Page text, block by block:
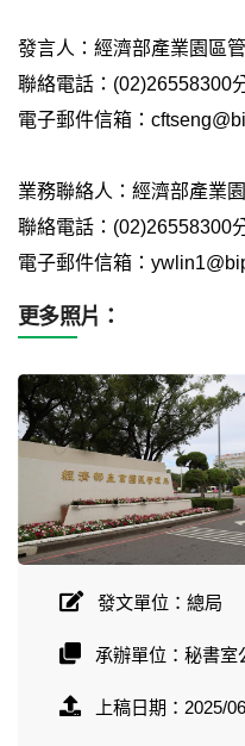
發言人：經濟部產業園區
聯絡電話：(02)26558300
電子郵件信箱：
業務聯絡人：經濟部產業
聯絡電話：(02)26558300
電子郵件信箱：
更多照片：
發文單位：總局
承辦單位：秘書室
上稿日期：2025/